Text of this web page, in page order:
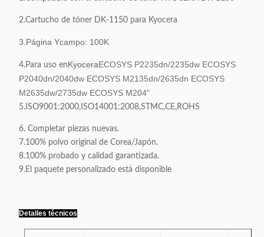
2.Cartucho de tóner DK-1150 para Kyocera
3.Página Ycampo: 100K
4.Para uso enKyoceraECOSYS P2235dn/2235dw ECOSYS
P2040dn/2040dw ECOSYS M2135dn/2635dn ECOSYS
M2635dw/2735dw ECOSYS M204"
5.ISO9001:2000,ISO14001:2008,STMC,CE,ROHS
6. Completar piezas nuevas.
7.100% polvo original de Corea/Japón.
8.100% probado y calidad garantizada.
9.El paquete personalizado está disponible
Detalles técnicos